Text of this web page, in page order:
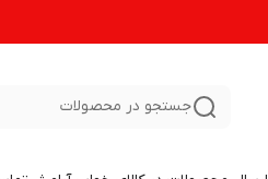
جستجو در محصولات